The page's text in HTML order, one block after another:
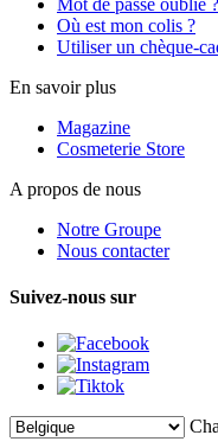
Où est mon colis ?
Utiliser un chèque-
En savoir plus
Magazine
Cosmeterie Store
A propos de nous
Notre Groupe
Nous contacter
Suivez-nous sur